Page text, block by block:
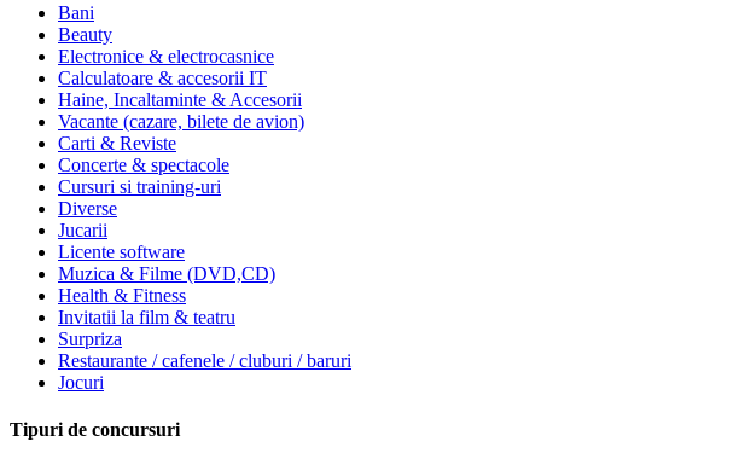
Bani
Beauty
Electronice & electrocasnice
Calculatoare & accesorii IT
Haine, Incaltaminte & Accesorii
Vacante (cazare, bilete de avion)
Carti & Reviste
Concerte & spectacole
Cursuri si training-uri
Diverse
Jucarii
Licente software
Muzica & Filme (DVD,CD)
Health & Fitness
Invitatii la film & teatru
Surpriza
Restaurante / cafenele / cluburi / baruri
Jocuri
Tipuri de concursuri